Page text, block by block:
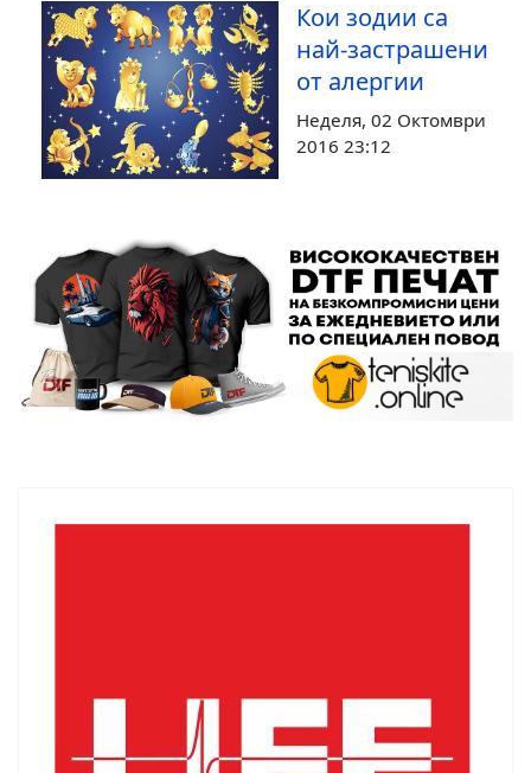
Кои зодии са
най-застрашени
от алергии
Неделя, 02 Октомври
2016 23:12